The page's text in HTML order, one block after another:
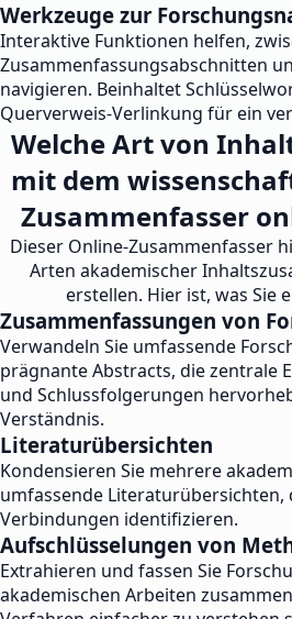
Werkzeuge zur
Interaktive Funktionen helfen,
Zusammenfassungsabschnitten
navigieren. Beinhaltet
Querverweis-Verlinkung für ein
Welche Art von
mit dem
Zusammenfasser
Dieser Online-Zusammenfasser
Arten akademischer
erstellen. Hier ist, was Sie
Zusammenfassungen von
Verwandeln Sie umfassende
prägnante Abstracts, die zentrale
und Schlussfolgerungen
Verständnis.
Literaturübersichten
Kondensieren Sie mehrere
umfassende
Verbindungen identifizieren.
Aufschlüsselungen von
Extrahieren und fassen Sie
akademischen Arbeiten